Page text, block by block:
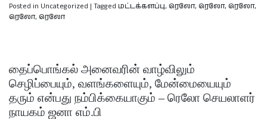
Posted in Uncategorized | Tagged மட்டக்களப்பு, ரெலோ, ரெலோ, ரெலோ,
ரெலோ, ரெலோ
தைப்பொங்கல் அனைவரின் வாழ்விலும்
செழிப்பையும், வளங்களையும், மேன்மையையும்
தரும் என்பது நம்பிக்கையாகும் – ரெலோ செயலாளர்
நாயகம் ஜனா எம்.பி